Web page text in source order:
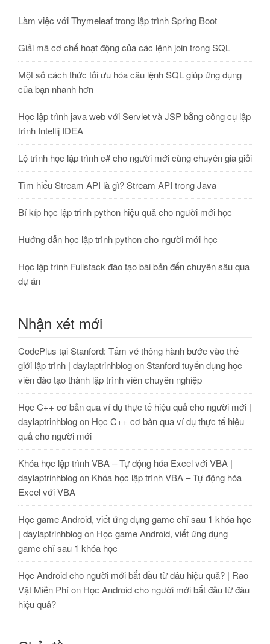
Làm việc với Thymeleaf trong lập trình Spring Boot
Giải mã cơ chế hoạt động của các lệnh join trong SQL
Một số cách thức tối ưu hóa câu lệnh SQL giúp ứng dụng
của bạn nhanh hơn
Học lập trình java web với Servlet và JSP bằng công cụ lập
trình Intellij IDEA
Lộ trình học lập trình c# cho người mới cùng chuyên gia giỏi
Tìm hiểu Stream API là gì? Stream API trong Java
Bí kíp học lập trình python hiệu quả cho người mới học
Hướng dẫn học lập trình python cho người mới học
Học lập trình Fullstack đào tạo bài bản đến chuyên sâu qua
dự án
Nhận xét mới
CodePlus tại Stanford: Tấm vé thông hành bước vào thế
giới lập trình | daylaptrinhblogonStanford tuyển dụng học
viên đào tạo thành lập trình viên chuyên nghiệp
Học C++ cơ bản qua ví dụ thực tế hiệu quả cho người mới |
daylaptrinhblogon Học C++ cơ bản qua ví dụ thực tế hiệu
quả cho người mới
Khóa học lập trình VBA – Tự động hóa Excel với VBA |
daylaptrinhblogon Khóa học lập trình VBA – Tự động hóa
Excel với VBA
Học game Android, viết ứng dụng game chỉ sau 1 khóa học
| daylaptrinhblogon Học game Android, viết ứng dụng
game chỉ sau 1 khóa học
Học Android cho người mới bắt đầu từ đâu hiệu quả? | Rao
Vặt Miễn Phíon Học Android cho người mới bắt đầu từ đâu
hiệu quả?